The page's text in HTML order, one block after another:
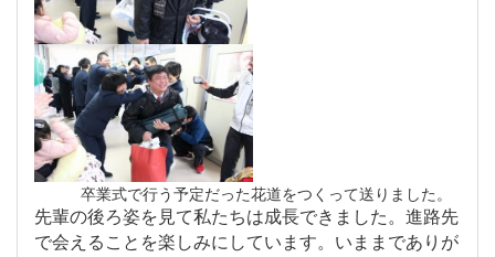
卒業式で行う予定だった花道をつくって送りました。
先輩の後ろ姿を見て私たちは成長できました。進路先
で会えることを楽しみにしています。いままでありが